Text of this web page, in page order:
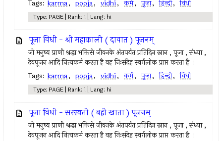
Tags: karma, pooja, vidhi, कर्म, पूजा, हिन्दी, विधी
Type: PAGE | Rank: 1 | Lang: hi
पूजा विधी - श्री महाकाली ( दावात ) पूजनम्
जो मनुष्य प्राणी श्रद्धा भक्तिसे जीवनके अंतपर्यंत प्रतिदिन स्नान , पूजा , संध्या ,
देवपूजन आदि नित्यकर्म करता है वह निःसंदेह स्वर्गलोक प्राप्त करता है ।
Tags: karma, pooja, vidhi, कर्म, पूजा, हिन्दी, विधी
Type: PAGE | Rank: 1 | Lang: hi
पूजा विधी - सरस्वती ( बही खाता ) पूजनम्
जो मनुष्य प्राणी श्रद्धा भक्तिसे जीवनके अंतपर्यंत प्रतिदिन स्नान , पूजा , संध्या ,
देवपूजन आदि नित्यकर्म करता है वह निःसंदेह स्वर्गलोक प्राप्त करता है ।